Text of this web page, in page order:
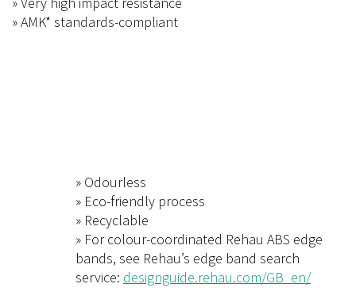
» AMK* standards-compliant
» Odourless
» Eco-friendly process
» Recyclable
» For colour-coordinated Rehau ABS edge
bands, see Rehau’s edge band search
service: designguide.rehau.com/GB_en/